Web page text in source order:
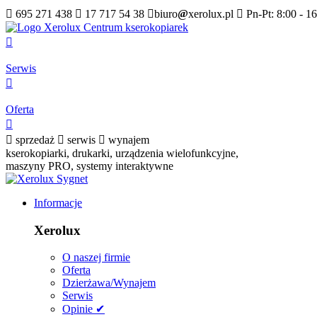
 695 271 438  17 717 54 38 biuro@xerolux.pl  Pn-Pt: 8:00 -

Serwis

Oferta

 sprzedaż  serwis  wynajem
kserokopiarki, drukarki, urządzenia wielofunkcyjne,
maszyny PRO, systemy interaktywne
Informacje
Xerolux
O naszej firmie
Oferta
Dzierżawa/Wynajem
Serwis
Opinie ✔